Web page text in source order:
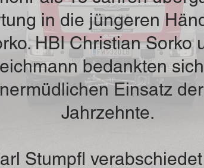
in die jüngeren
HBI Christian Sorko
bedankten
Einsatz
Jahrzehnte.
Stumpfl